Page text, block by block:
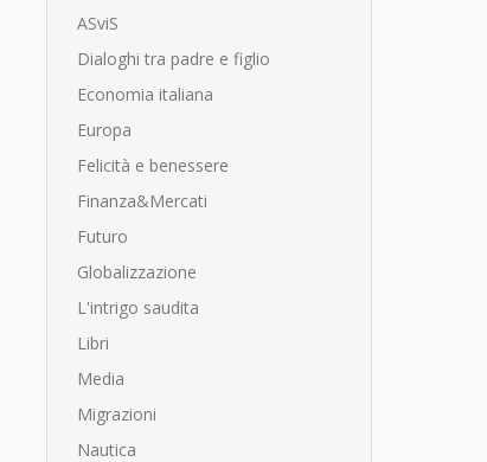
ASviS
Dialoghi tra padre e figlio
Economia italiana
Europa
Felicità e benessere
Finanza&Mercati
Futuro
Globalizzazione
L'intrigo saudita
Libri
Media
Migrazioni
Nautica